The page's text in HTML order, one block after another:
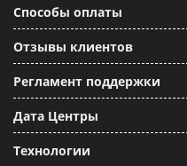
Способы оплаты
Отзывы клиентов
Регламент поддержки
Дата Центры
Технологии